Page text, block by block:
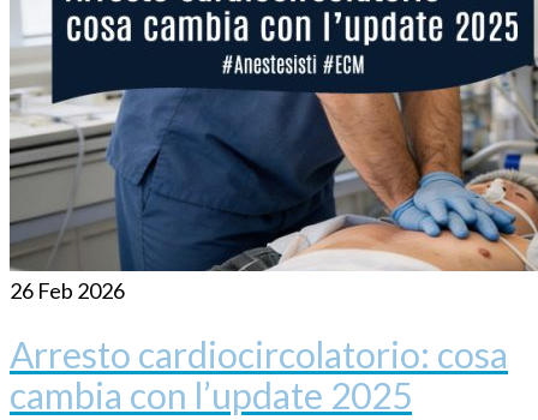
26 Feb 2026
Arresto cardiocircolatorio: cosa
cambia con l’update 2025